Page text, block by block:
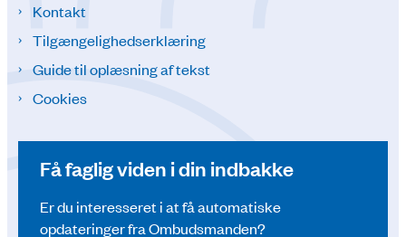
Kontakt
Tilgængelighedserklæring
Guide til oplæsning af tekst
Cookies
Få faglig viden i din indbakke
Er du interesseret i at få automatiske
opdateringer fra Ombudsmanden?